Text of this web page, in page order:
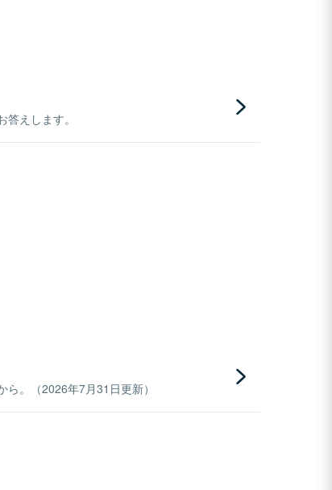
えします。
。（2026年7月31日更新）